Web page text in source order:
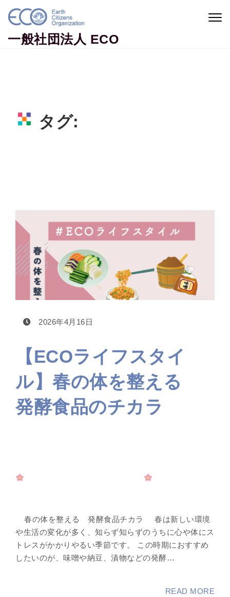
Skip to content
一般社団法人 ECO
タグ:
2026年4月16日
【ECOライフスタイ
ル】春の体を整える
発酵食品のチカラ
春の体を整える 発酵食品チカラ
春は新しい環境
や生活の変化が多く、知らず知らずのうちに心や体にス
トレスがかかりやるい季節です。 この時期におすすめ
したいのが、味噌や納豆、漬物などの発酵…
READ MORE